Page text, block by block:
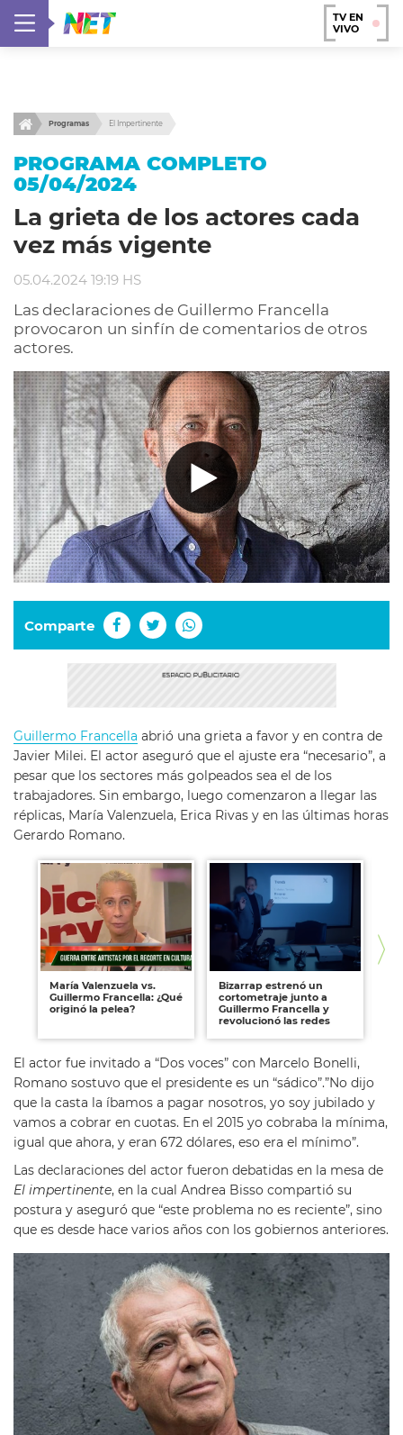
TV EN
VIVO
Programas El Impertinente
PROGRAMA COMPLETO
05/04/2024
La grieta de los actores cada
vez más vigente
05.04.2024 19:19 HS
Las declaraciones de Guillermo Francella
provocaron un sinfín de comentarios de otros
actores.
Comparte
Guillermo Francella abrió una grieta a favor y en contra de
Javier Milei. El actor aseguró que el ajuste era “necesario”, a
pesar que los sectores más golpeados sea el de los
trabajadores. Sin embargo, luego comenzaron a llegar las
réplicas, María Valenzuela, Erica Rivas y en las últimas horas
Gerardo Romano.
María Valenzuela vs.
Guillermo Francella: ¿Qué
originó la pelea?
Bizarrap estrenó un
cortometraje junto a
Guillermo Francella y
revolucionó las redes
El actor fue invitado a “Dos voces” con Marcelo Bonelli,
Romano sostuvo que el presidente es un “sádico”.”No dijo
que la casta la íbamos a pagar nosotros, yo soy jubilado y
vamos a cobrar en cuotas. En el 2015 yo cobraba la mínima,
igual que ahora, y eran 672 dólares, eso era el mínimo”.
Las declaraciones del actor fueron debatidas en la mesa de
El impertinente, en la cual Andrea Bisso compartió su
postura y aseguró que “este problema no es reciente”, sino
que es desde hace varios años con los gobiernos anteriores.